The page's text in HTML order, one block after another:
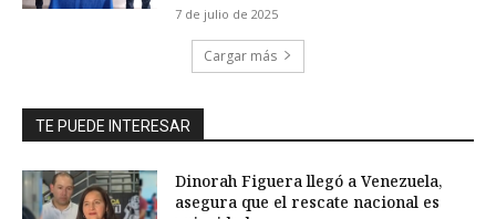
7 de julio de 2025
Cargar más
TE PUEDE INTERESAR
Dinorah Figuera llegó a Venezuela,
asegura que el rescate nacional es